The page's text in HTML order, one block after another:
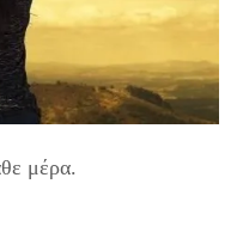
μέρα.